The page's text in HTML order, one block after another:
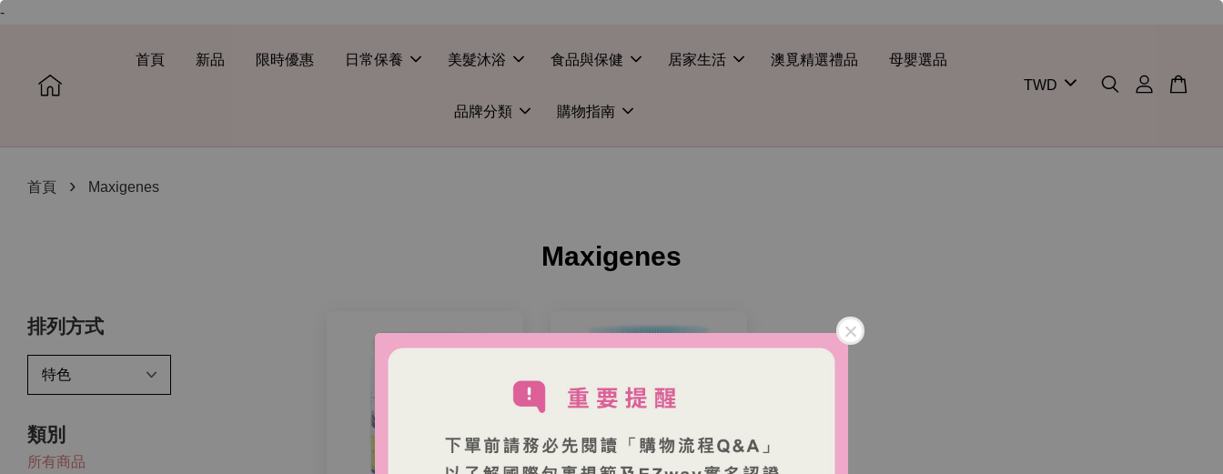
-
首頁 新品 限時優惠 日常保養 美髮沐浴 食品與保健 居家生活 澳覓精選禮品 母嬰選品
品牌分類 購物指南
首頁 › Maxigenes
Maxigenes
排列方式
類別
所有商品